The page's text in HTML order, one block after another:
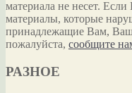
материала не несет.
материалы, которые
принадлежащие Вам,
пожалуйста, сообщите
РАЗНОЕ